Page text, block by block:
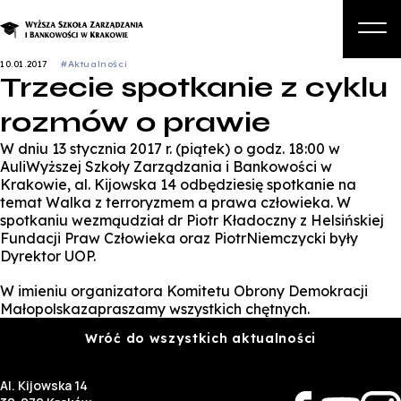
O nas
Studia podyplomowe i kursy
Kandydat
Student
Zapisz się na studia
10.01.2017 #Aktualności
Trzecie spotkanie z cyklu
rozmów o prawie
W dniu 13 stycznia 2017 r. (piątek) o godz. 18:00 w
AuliWyższej Szkoły Zarządzania i Bankowości w
Krakowie, al. Kijowska 14 odbędziesię spotkanie na
temat Walka z terroryzmem a prawa człowieka. W
spotkaniu wezmąudział dr Piotr Kładoczny z Helsińskiej
Fundacji Praw Człowieka oraz PiotrNiemczycki były
Dyrektor UOP.
W imieniu organizatora Komitetu Obrony Demokracji
Małopolskazapraszamy wszystkich chętnych.
Wróć do wszystkich aktualności
Al. Kijowska 14